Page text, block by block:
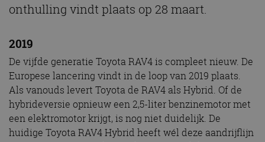
onthulling vindt plaats op 28 maart.
2019
De vijfde generatie Toyota RAV4 is compleet nieuw. De
Europese lancering vindt in de loop van 2019 plaats.
Als vanouds levert Toyota de RAV4 als Hybrid. Of de
hybrideversie opnieuw een 2,5-liter benzinemotor met
een elektromotor krijgt, is nog niet duidelijk. De
huidige Toyota RAV4 Hybrid heeft wél deze aandrijflijn